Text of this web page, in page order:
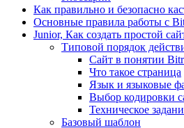
Как правильно и безопасно
Основные правила работы с
Junior, Как создать простой
Типовой порядок
Сайт в понятии
Что такое страница
Язык и языковые
Выбор кодировки
Техническое
Базовый шаблон